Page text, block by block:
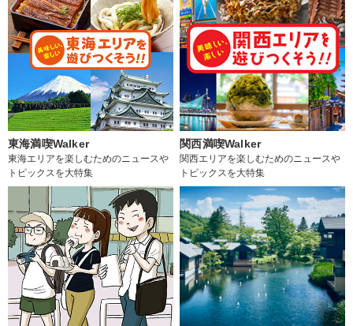
東海満喫Walker
東海エリアを楽しむためのニュースや
トピックスを大特集
関西満喫Walker
関西エリアを楽しむためのニュースや
トピックスを大特集